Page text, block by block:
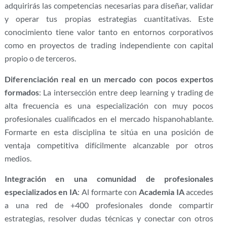
adquirirás las competencias necesarias para diseñar, validar
y operar tus propias estrategias cuantitativas. Este
conocimiento tiene valor tanto en entornos corporativos
como en proyectos de trading independiente con capital
propio o de terceros.
Diferenciación real en un mercado con pocos expertos
formados: La intersección entre deep learning y trading de
alta frecuencia es una especialización con muy pocos
profesionales cualificados en el mercado hispanohablante.
Formarte en esta disciplina te sitúa en una posición de
ventaja competitiva difícilmente alcanzable por otros
medios.
Integración en una comunidad de profesionales
especializados en IA: Al formarte con Academia IAaccedes
a una red de +400 profesionales donde compartir
estrategias, resolver dudas técnicas y conectar con otros